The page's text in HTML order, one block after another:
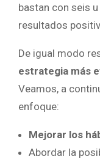
bastan con seis
resultados
De igual modo
estrategia más
Veamos, a
enfoque:
Mejorar los
Abordar la